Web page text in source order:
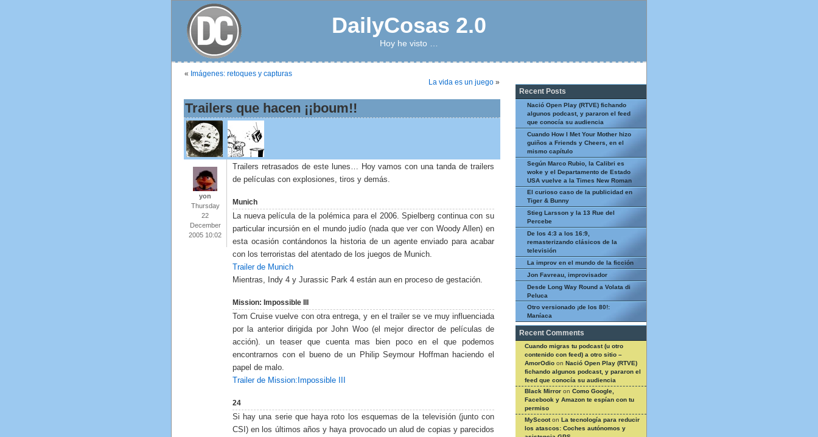
DailyCosas 2.0
Hoy he visto …
« Imágenes: retoques y capturas
La vida es un juego »
Trailers que hacen ¡¡boum!!
yon
Thursday
22
December
2005 10:02
Trailers retrasados de este lunes… Hoy vamos con una tanda de trailers
de películas con explosiones, tiros y demás.
Munich
La nueva película de la polémica para el 2006. Spielberg continua con su
particular incursión en el mundo judío (nada que ver con Woody Allen) en
esta ocasión contándonos la historia de un agente enviado para acabar
con los terroristas del atentado de los juegos de Munich.
Trailer de Munich
Mientras, Indy 4 y Jurassic Park 4 están aun en proceso de gestación.
Mission: Impossible III
Tom Cruise vuelve con otra entrega, y en el trailer se ve muy influenciada
por la anterior dirigida por John Woo (el mejor director de películas de
acción). un teaser que cuenta mas bien poco en el que podemos
encontrarnos con el bueno de un Philip Seymour Hoffman haciendo el
papel de malo.
Trailer de Mission:Impossible III
24
Si hay una serie que haya roto los esquemas de la televisión (junto con
CSI) en los últimos años y haya provocado un alud de copias y parecidos
Recent Posts
Nació Open Play (RTVE) fichando
algunos podcast, y pararon el feed
que conocía su audiencia
Cuando How I Met Your Mother hizo
guiños a Friends y Cheers, en el
mismo capítulo
Según Marco Rubio, la Calibri es
woke y el Departamento de Estado
USA vuelve a la Times New Roman
El curioso caso de la publicidad en
Tiger & Bunny
Stieg Larsson y la 13 Rue del
Percebe
De los 4:3 a los 16:9,
remasterizando clásicos de la
televisión
La improv en el mundo de la ficción
Jon Favreau, improvisador
Desde Long Way Round a Volata di
Peluca
Otro versionado ¡de los 80!:
Maníaca
Recent Comments
Cuando migras tu podcast (u otro
contenido con feed) a otro sitio –
AmorOdio on Nació Open Play (RTVE)
fichando algunos podcast, y pararon el
feed que conocía su audiencia
Black Mirror on Como Google,
Facebook y Amazon te espían con tu
permiso
MyScooton La tecnología para reducir
los atascos: Coches autónomos y